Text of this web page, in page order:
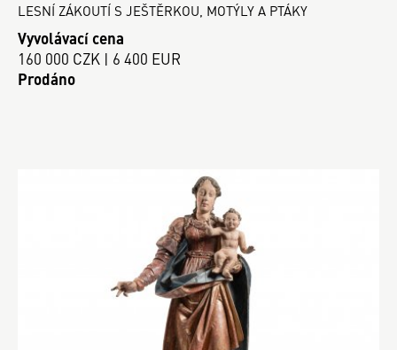
LESNÍ ZÁKOUTÍ S JEŠTĚRKOU, MOTÝLY A PTÁKY
Vyvolávací cena
160 000 CZK | 6 400 EUR
Prodáno